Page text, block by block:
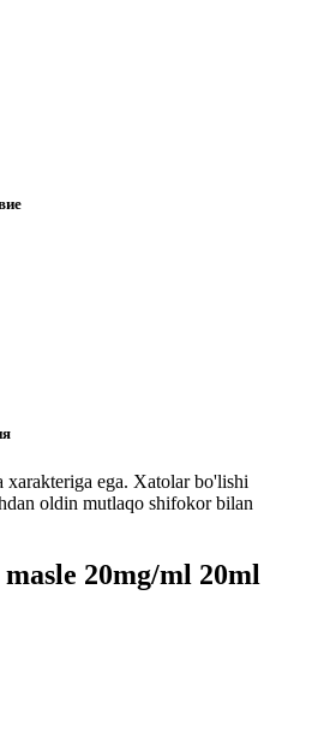
ega. Xatolar bo'lishi
oldin mutlaqo shifokor bilan
20mg/ml 20ml